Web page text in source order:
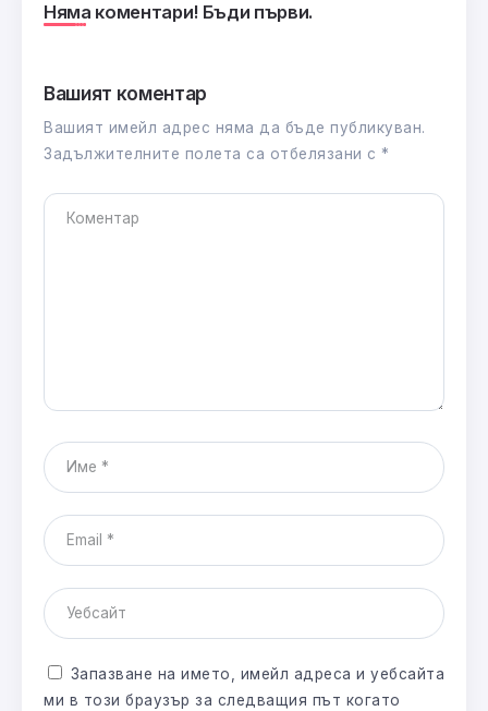
Няма коментари! Бъди първи.
Вашият коментар
Вашият имейл адрес няма да бъде публикуван.
Задължителните полета са отбелязани с *
Запазване на името, имейл адреса и уебсайта
ми в този браузър за следващия път когато